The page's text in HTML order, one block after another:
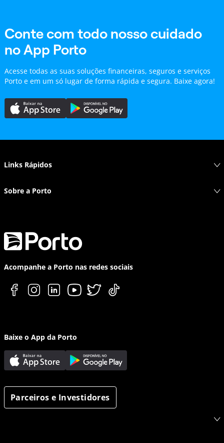
Conte com todo nosso cuidado
no App Porto
Acesse todas as suas soluções financeiras, seguros e serviços
Porto e em um só lugar de forma rápida e segura. Baixe agora!
Links Rápidos
Sobre a Porto
Acompanhe a Porto nas redes sociais
Baixe o App da Porto
Parceiros e Investidores